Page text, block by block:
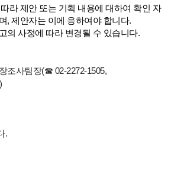
라 제안 또는 기획 내용에 대하여 확인 자
, 제안자는 이에 응하여야 합니다.
의 사정에 따라 변경될 수 있습니다.
조사팀장(☎ 02-2272-1505,
.